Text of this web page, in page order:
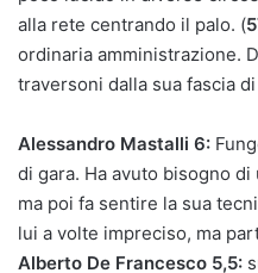
alla rete centrando il palo. (
ordinaria amministrazione.
traversoni dalla sua fascia
Alessandro Mastalli 6:
di gara. Ha avuto bisogno
ma poi fa sentire la sua
lui a volte impreciso, ma
Alberto De Francesco 5,5: